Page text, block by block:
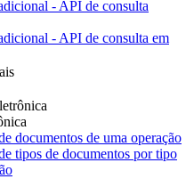
- API de consulta
- API de consulta em
documentos de uma operação
tipos de documentos por tipo